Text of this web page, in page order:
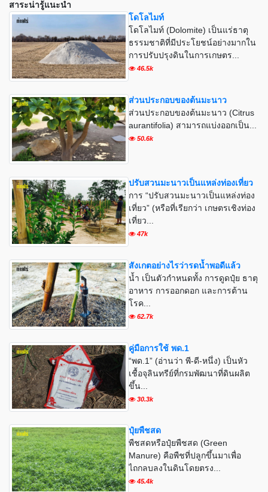
สาระน่ารู้แนะนำ
โดโลไมท์
โดโลไมท์ (Dolomite) เป็นแร่ธาตุ
ธรรมชาติที่มีประโยชน์อย่างมากใน
การปรับปรุงดินในการเกษตร...
46.5k
ส่วนประกอบของต้นมะนาว
ส่วนประกอบของต้นมะนาว (Citrus
aurantifolia) สามารถแบ่งออกเป็น...
50.6k
ปรับสวนมะนาวเป็นแหล่งท่องเที่ยว
การ “ปรับสวนมะนาวเป็นแหล่งท่อง
เที่ยว” (หรือที่เรียกว่า เกษตรเชิงท่อง
เที่ยว...
47k
สังเกตอย่างไรว่ารดน้ำพอดีแล้ว
น้ำ เป็นตัวกำหนดทั้ง การดูดปุ๋ย ธาตุ
อาหาร การออกดอก และการต้าน
โรค...
62.7k
คู่มือการใช้ พด.1
“พด.1” (อ่านว่า พี-ดี-หนึ่ง) เป็นหัว
เชื้อจุลินทรีย์ที่กรมพัฒนาที่ดินผลิต
ขึ้น...
30.3k
ปุ๋ยพืชสด
พืชสดหรือปุ๋ยพืชสด (Green
Manure) คือพืชที่ปลูกขึ้นมาเพื่อ
ไถกลบลงในดินโดยตรง...
45.4k